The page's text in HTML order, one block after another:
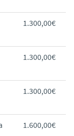
1.300,00€
1.300,00€
1.300,00€
1.600,00€